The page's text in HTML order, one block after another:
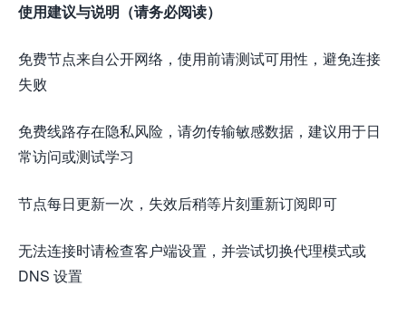
使用建议与说明（请务必阅读）
免费节点来自公开网络，使用前请测试可用性，避免连接
失败
免费线路存在隐私风险，请勿传输敏感数据，建议用于日
常访问或测试学习
节点每日更新一次，失效后稍等片刻重新订阅即可
无法连接时请检查客户端设置，并尝试切换代理模式或
DNS 设置